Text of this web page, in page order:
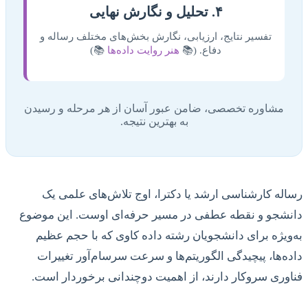
۴. تحلیل و نگارش نهایی
تفسیر نتایج، ارزیابی، نگارش بخش‌های مختلف رساله و
دفاع. (📚 هنر روایت داده‌ها 📚)
مشاوره تخصصی، ضامن عبور آسان از هر مرحله و رسیدن
به بهترین نتیجه.
رساله کارشناسی ارشد یا دکترا، اوج تلاش‌های علمی یک
دانشجو و نقطه عطفی در مسیر حرفه‌ای اوست. این موضوع
به‌ویژه برای دانشجویان رشته داده کاوی که با حجم عظیم
داده‌ها، پیچیدگی الگوریتم‌ها و سرعت سرسام‌آور تغییرات
فناوری سروکار دارند، از اهمیت دوچندانی برخوردار است.